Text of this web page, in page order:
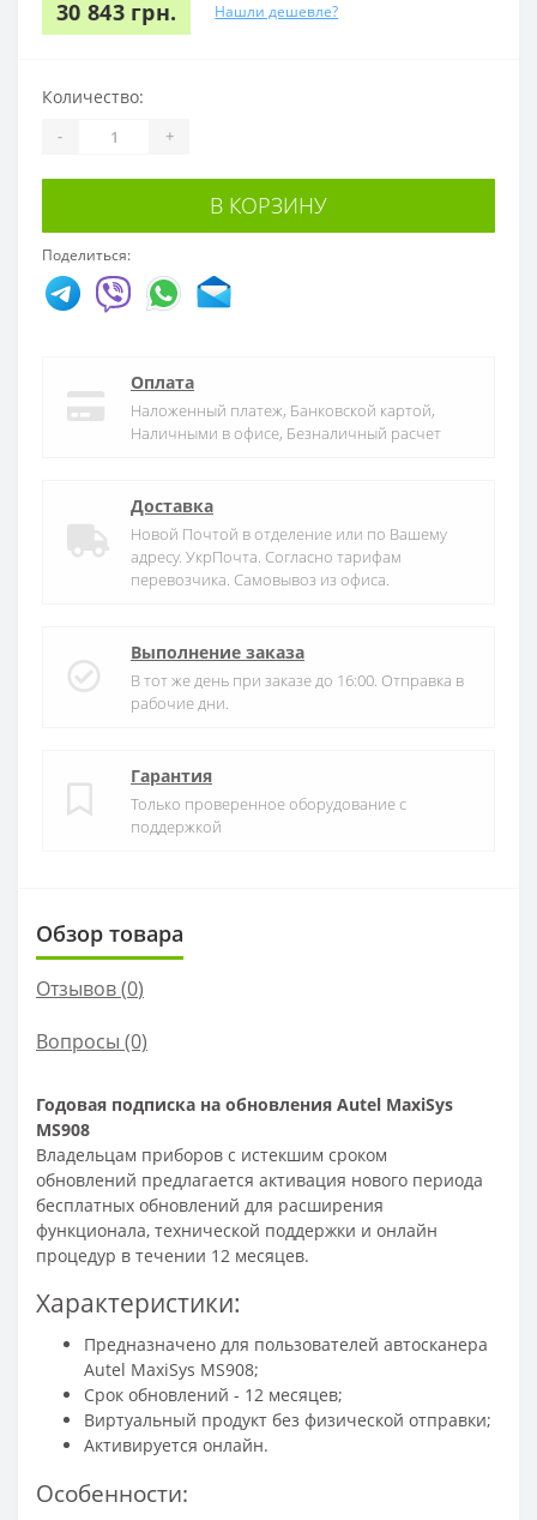
30 843 грн. Нашли дешевле?
Количество:
- +
В КОРЗИНУ
Поделиться:
Оплата
Наложенный платеж, Банковской картой,
Наличными в офисе, Безналичный расчет
Доставка
Новой Почтой в отделение или по Вашему
адресу. УкрПочта. Согласно тарифам
перевозчика. Самовывоз из офиса.
Выполнение заказа
В тот же день при заказе до 16:00. Отправка в
рабочие дни.
Гарантия
Только проверенное оборудование с
поддержкой
Обзор товара
Отзывов (0)
Вопросы (0)
Годовая подписка на обновления Autel MaxiSys
MS908
Владельцам приборов с истекшим сроком
обновлений предлагается активация нового периода
бесплатных обновлений для расширения
функционала, технической поддержки и онлайн
процедур в течении 12 месяцев.
Характеристики:
Предназначено для пользователей автосканера
Autel MaxiSys MS908;
Срок обновлений - 12 месяцев;
Виртуальный продукт без физической отправки;
Активируется онлайн.
Особенности: